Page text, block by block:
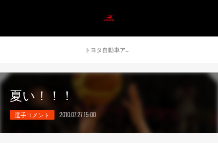
トヨタ自動車アンテロープス公式 ニュース
夏い！！！
選手コメント 2010.07.27 15:00